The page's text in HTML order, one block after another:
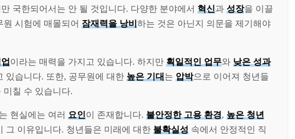
국한되어서는 안 될 것입니다. 다양한 분야에서 혁신과 성장을 이끌
시험에 매몰되어 잠재력을 낭비하는 것은 아닌지 의문을 제기해야
이라는 매력을 가지고 있습니다. 하지만 획일적인 업무와 낮은 성과
있습니다. 또한, 공무원에 대한 높은 기대는 압박으로 이어져 청년들
미칠 수 있습니다.
현실에는 여러 요인이 존재합니다. 불안정한 고용 환경, 높은 청년
그 이유입니다. 청년들은 미래에 대한 불확실성 속에서 안정적인 직